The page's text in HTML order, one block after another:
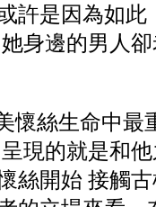
許是因為如此
身邊的男人
懷絲生命中最
現的就是和
絲開始 接觸